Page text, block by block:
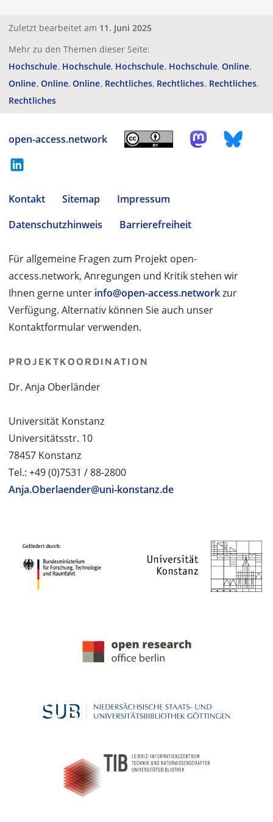
Zuletzt bearbeitet am 11. Juni 2025
Mehr zu den Themen dieser Seite:
Hochschule Hochschule Hochschule Hochschule Online
Online Online Online Rechtliches Rechtliches Rechtliches
Rechtliches
open-access.network
Kontakt Sitemap
Impressum
Datenschutzhinweis
Barrierefreiheit
Für allgemeine Fragen zum Projekt open-
access.network, Anregungen und Kritik stehen wir
Ihnen gerne unter info@open-access.networkzur
Verfügung. Alternativ können Sie auch unser
Kontaktformular verwenden.
PROJEKTKOORDINATION
Dr. Anja Oberländer
Universität Konstanz
Universitätsstr. 10
78457 Konstanz
Tel.: +49 (0)7531 / 88-2800
Anja.Oberlaender@uni-konstanz.de